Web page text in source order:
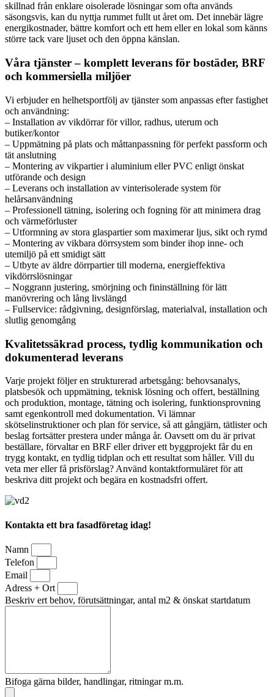
skillnad från enklare oisolerade lösningar som ofta används
säsongsvis, kan du nyttja rummet fullt ut året om. Det innebär lägre
energikostnader, bättre komfort och ett hem eller en lokal som känns
större tack vare ljuset och den öppna känslan.
Våra tjänster – komplett leverans för bostäder, BRF
och kommersiella miljöer
Vi erbjuder en helhetsportfölj av tjänster som anpassas efter fastighet
och användning:
– Installation av vikdörrar för villor, radhus, uterum och
butiker/kontor
– Uppmätning på plats och måttanpassning för perfekt passform och
tät anslutning
– Montering av vikpartier i aluminium eller PVC enligt önskat
utförande och design
– Leverans och installation av vinterisolerade system för
helårsanvändning
– Professionell tätning, isolering och fogning för att minimera drag
och värmeförluster
– Utformning av stora glaspartier som maximerar ljus, sikt och rymd
– Montering av vikbara dörrsystem som binder ihop inne- och
utemiljö på ett smidigt sätt
– Utbyte av äldre dörrpartier till moderna, energieffektiva
vikdörrslösningar
– Noggrann justering, smörjning och fininställning för lätt
manövrering och lång livslängd
– Fullservice: rådgivning, designförslag, materialval, installation och
slutlig genomgång
Kvalitetssäkrad process, tydlig kommunikation och
dokumenterad leverans
Varje projekt följer en strukturerad arbetsgång: behovsanalys,
platsbesök och uppmätning, teknisk lösning och offert, beställning
och produktion, montage, tätning och isolering, funktionsprovning
samt egenkontroll med dokumentation. Vi lämnar
skötselinstruktioner och plan för service, så att gångjärn, tätlister och
beslag fortsätter prestera under många år. Oavsett om du är privat
beställare, förvaltar en BRF eller driver ett byggprojekt får du en
trygg kontakt, en tydlig tidplan och ett resultat som håller. Vill du
veta mer eller få prisförslag? Använd kontaktformuläret för att
beskriva ditt projekt och begära en kostnadsfri offert.
Kontakta ett bra fasadföretag idag!
Namn
Telefon
Email
Adress + Ort
Beskriv ert behov, förutsättningar, antal m2 & önskat startdatum
Bifoga gärna bilder, handlingar, ritningar m.m.